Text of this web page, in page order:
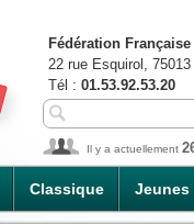
Classique Jeunes
Fédération
22 rue Esquirol,
Tél : 01.53.92.53.20
Il y a actuellement